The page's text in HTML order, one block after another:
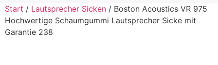
Start / Lautsprecher Sicken / Boston Acoustics VR 975
Hochwertige Schaumgummi Lautsprecher Sicke mit
Garantie 238